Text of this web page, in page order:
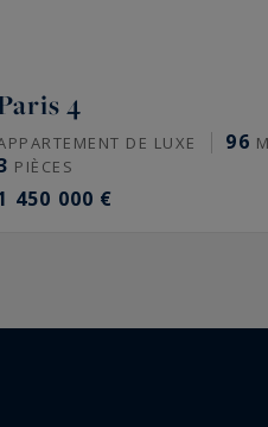
4
DE LUXE 96
PIÈCES
450 000 €